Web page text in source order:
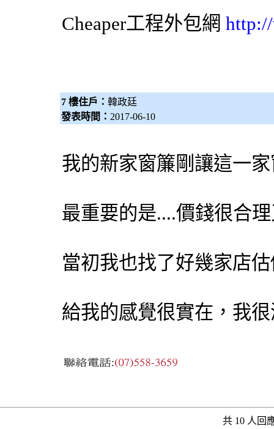
Cheaper工程外包網
7 樓住戶： 韓政廷
發表時間： 2017-06-10
我的新家窗簾剛讓這一
最重要的是....價錢很合
當初我也找了好幾家店
給我的感覺很實在，我
共 10 人